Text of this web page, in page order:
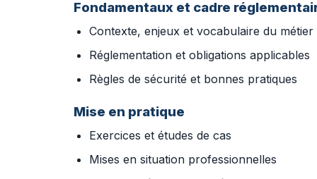
Fondamentaux et cadre
Contexte, enjeux et vocabulaire du métier
Réglementation et obligations applicables
Règles de sécurité et bonnes pratiques
Mise en pratique
Exercices et études de cas
Mises en situation professionnelles